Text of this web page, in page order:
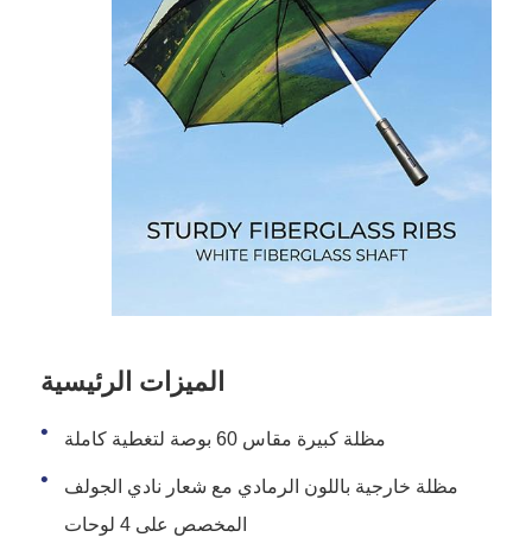
مظلات اطفال
مظلات الشاطئ
المظلات الإبداعية
الميزات الرئيسية
مظلة كبيرة مقاس 60 بوصة لتغطية كاملة
مظلة خارجية باللون الرمادي مع شعار نادي الجولف
المخصص على 4 لوحات